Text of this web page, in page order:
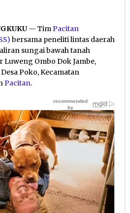
— TimPacitan
bersama peneliti lintas daerah
sungai bawah tanah
Luweng Ombo Dok Jambe,
Poko, Kecamatan
Pacitan.